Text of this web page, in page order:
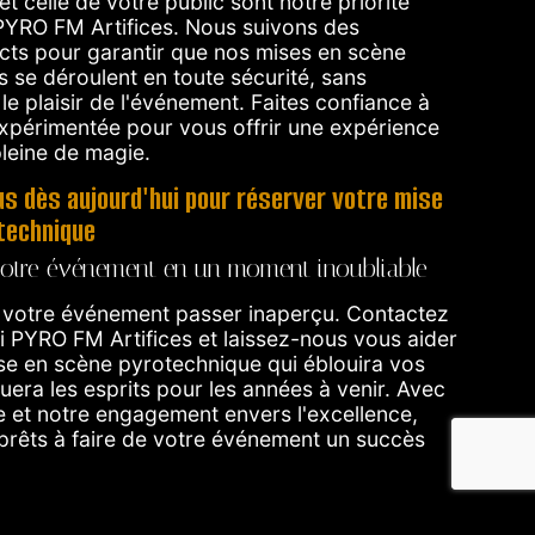
FM Artifices. Nous suivons des
pour garantir que nos mises en scène
se déroulent en toute sécurité, sans
plaisir de l'événement. Faites confiance à
pour vous offrir une expérience
de magie.
dès aujourd'hui pour réserver votre mise
événement en un moment inoubliable
événement passer inaperçu. Contactez
PYRO FM Artifices et laissez-nous vous aider
en scène pyrotechnique qui éblouira vos
les esprits pour les années à venir. Avec
et notre engagement envers l'excellence,
à faire de votre événement un succès